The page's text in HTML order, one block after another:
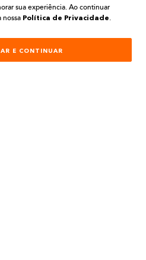
sua experiência. Ao continuar
nossa Política de Privacidade.
E CONTINUAR